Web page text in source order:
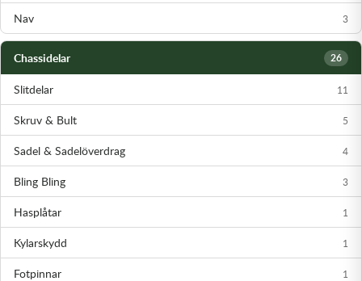
Nav 3
Chassidelar 26
Slitdelar 11
Skruv & Bult 5
Sadel & Sadelöverdrag 4
Bling Bling 3
Hasplåtar 1
Kylarskydd 1
Fotpinnar 1